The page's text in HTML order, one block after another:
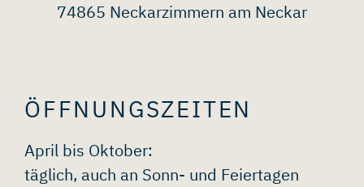
74865 Neckarzimmern am Neckar
ÖFFNUNGSZEITEN
April bis Oktober:
täglich, auch an Sonn- und Feiertagen